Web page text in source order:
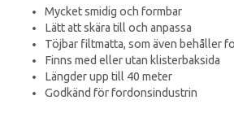
Mycket smidig och formbar
Lätt att skära till och anpassa
Töjbar filtmatta, som även behåller
Finns med eller utan klisterbaksida
Längder upp till 40 meter
Godkänd för fordonsindustrin